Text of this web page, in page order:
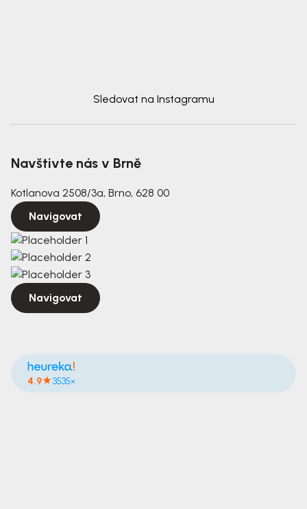
Sledovat na Instagramu
Navštivte nás v Brně
Kotlanova 2508/3a, Brno, 628 00
Navigovat
Navigovat
4.9 3535×